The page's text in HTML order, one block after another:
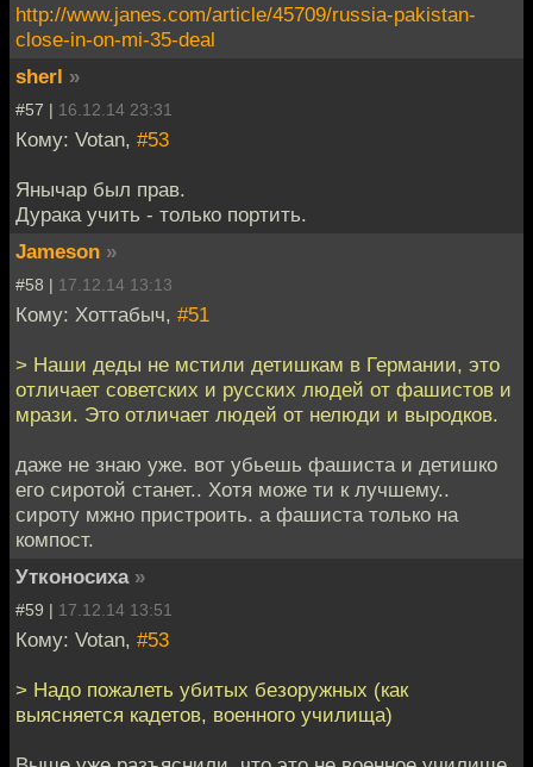
http://www.janes.com/article/45709/russia-pakistan-
close-in-on-mi-35-deal
sherl »
#57 | 16.12.14 23:31
Кому: Votan, #53
Янычар был прав.
Дурака учить - только портить.
Jameson »
#58 | 17.12.14 13:13
Кому: Хоттабыч, #51
> Наши деды не мстили детишкам в Германии, это
отличает советских и русских людей от фашистов и
мрази. Это отличает людей от нелюди и выродков.
даже не знаю уже. вот убьешь фашиста и детишко
его сиротой станет.. Хотя може ти к лучшему..
сироту мжно пристроить. а фашиста только на
компост.
Утконосиха »
#59 | 17.12.14 13:51
Кому: Votan, #53
> Надо пожалеть убитых безоружных (как
выясняется кадетов, военного училища)